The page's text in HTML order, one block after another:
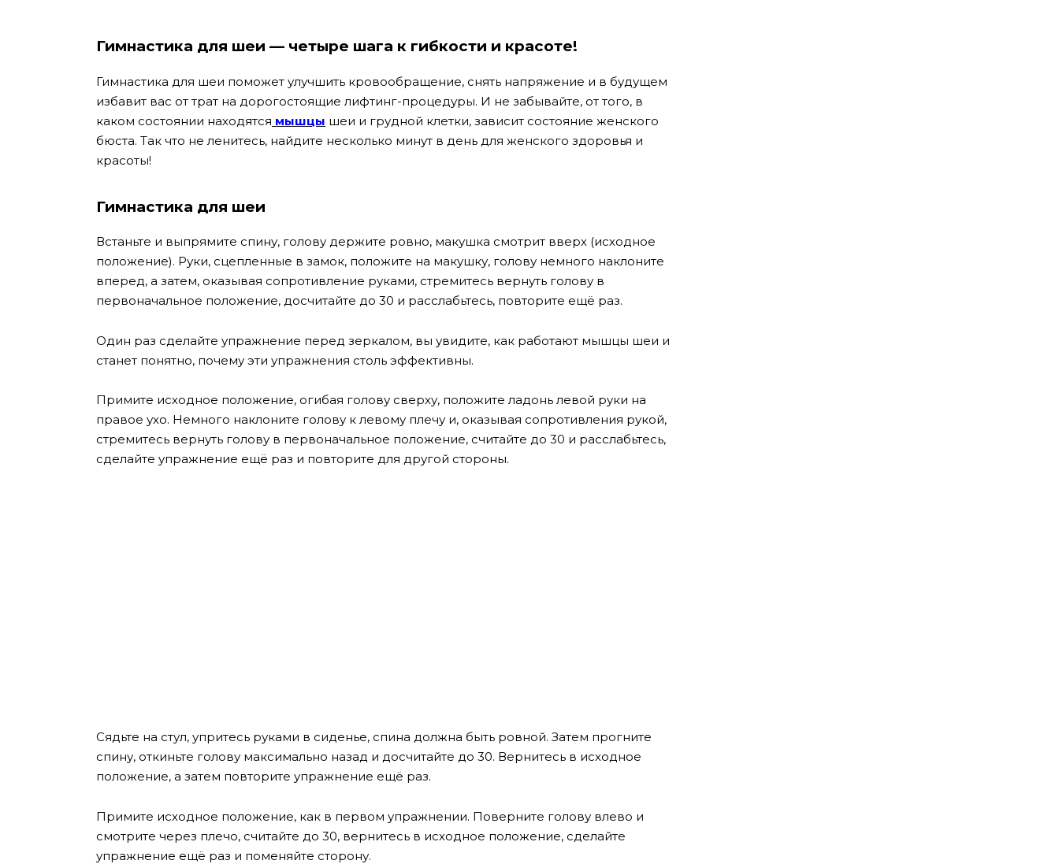
Гимнастика для шеи — четыре шага к гибкости и красоте!
Гимнастика для шеи поможет улучшить кровообращение, снять напряжение и в будущем
избавит вас от трат на дорогостоящие лифтинг-процедуры. И не забывайте, от того, в
каком состоянии находятся мышцы шеи и грудной клетки, зависит состояние женского
бюста. Так что не ленитесь, найдите несколько минут в день для женского здоровья и
красоты!
Гимнастика для шеи
Встаньте и выпрямите спину, голову держите ровно, макушка смотрит вверх (исходное
положение). Руки, сцепленные в замок, положите на макушку, голову немного наклоните
вперед, а затем, оказывая сопротивление руками, стремитесь вернуть голову в
первоначальное положение, досчитайте до 30 и расслабьтесь, повторите ещё раз.
Один раз сделайте упражнение перед зеркалом, вы увидите, как работают мышцы шеи и
станет понятно, почему эти упражнения столь эффективны.
Примите исходное положение, огибая голову сверху, положите ладонь левой руки на
правое ухо. Немного наклоните голову к левому плечу и, оказывая сопротивления рукой,
стремитесь вернуть голову в первоначальное положение, считайте до 30 и расслабьтесь,
сделайте упражнение ещё раз и повторите для другой стороны.
Сядьте на стул, упритесь руками в сиденье, спина должна быть ровной. Затем прогните
спину, откиньте голову максимально назад и досчитайте до 30. Вернитесь в исходное
положение, а затем повторите упражнение ещё раз.
Примите исходное положение, как в первом упражнении. Поверните голову влево и
смотрите через плечо, считайте до 30, вернитесь в исходное положение, сделайте
упражнение ещё раз и поменяйте сторону.